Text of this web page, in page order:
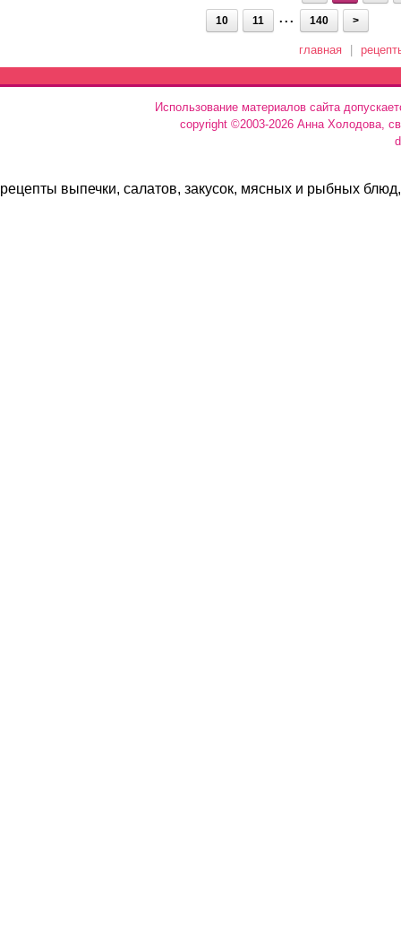
10 11 ... 140 >
главная
Использование материалов сайта
copyright ©2003-2026 Анна Холодова,
рецепты выпечки, салатов, закусок, мясных и рыбных